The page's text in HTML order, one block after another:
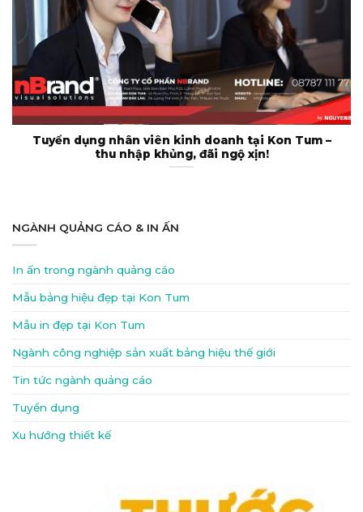
Tuyển dụng nhân viên kinh doanh tại Kon Tum –
thu nhập khủng, đãi ngộ xịn!
NGÀNH QUẢNG CÁO & IN ẤN
In ấn trong ngành quảng cáo
Mẫu bảng hiệu đẹp tại Kon Tum
Mẫu in đẹp tại Kon Tum
Ngành công nghiệp sản xuất bảng hiệu thế giới
Tin tức ngành quảng cáo
Tuyển dụng
Xu hướng thiết kế